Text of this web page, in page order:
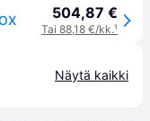
504,87 €
Tai 88,18 €/kk.¹
Näytä kaikki